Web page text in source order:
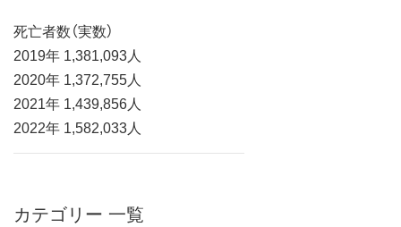
死亡者数（実数）
2019年 1,381,093人
2020年 1,372,755人
2021年 1,439,856人
2022年 1,582,033人
カテゴリー 一覧